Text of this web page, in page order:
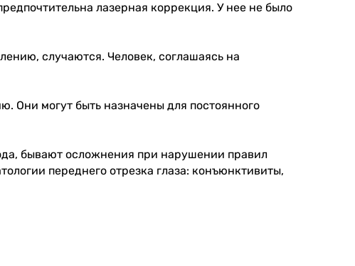
лазерная коррекция. У нее не было
случаются. Человек, соглашаясь на
Они могут быть назначены для постоянного
бывают осложнения при нарушении правил
переднего отрезка глаза: конъюнктивиты,